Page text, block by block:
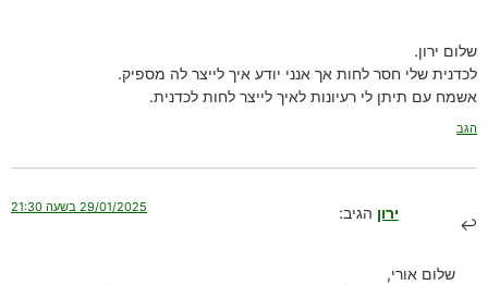
שלום ירון.
לכדנית שלי חסר לחות אך אנני יודע איך לייצר לה מספיק.
אשמח עם תיתן לי רעיונות לאיך לייצר לחות לכדנית.
הגב
ירון הגיב: 29/01/2025 בשעה 21:30
שלום אורי,